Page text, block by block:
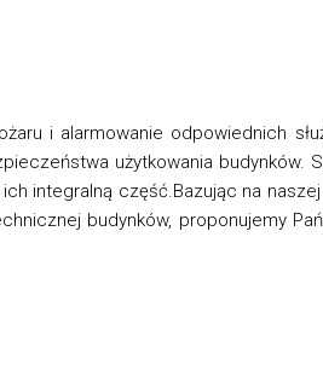
i alarmowanie odpowiednich
użytkowania budynków.
integralną część.Bazując na
budynków, proponujemy